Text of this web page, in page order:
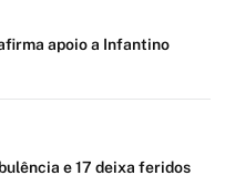
apoio a Infantino
e 17 deixa feridos